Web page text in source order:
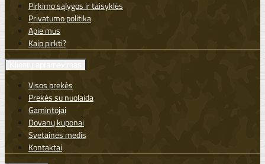
Pirkimo sąlygos ir taisyklės
Privatumo politika
Apie mus
Kaip pirkti?
Visos prekės
Prekės su nuolaida
Gamintojai
Dovanų kuponai
Svetainės medis
Kontaktai